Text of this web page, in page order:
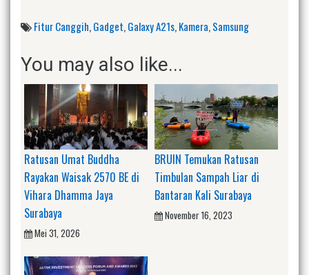
Fitur Canggih,Gadget,Galaxy A21s,Kamera,Samsung
You may also like...
Ratusan Umat Buddha
Rayakan Waisak 2570 BE di
Vihara Dhamma Jaya
Surabaya
Mei 31, 2026
BRUIN Temukan Ratusan
Timbulan Sampah Liar di
Bantaran Kali Surabaya
November 16, 2023